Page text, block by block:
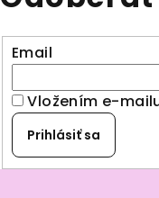
Email
Vložením e-
Prihlásiť sa